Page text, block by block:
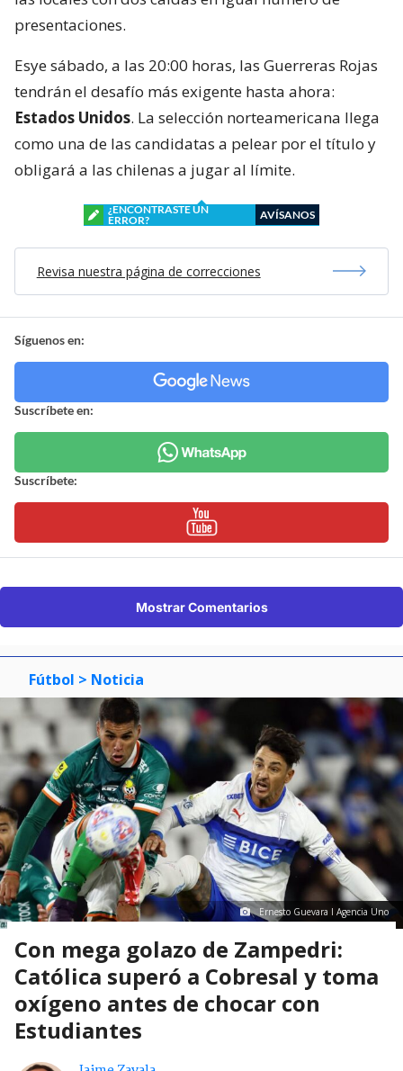
presentaciones.
Esye sábado, a las 20:00 horas, las Guerreras Rojas
tendrán el desafío más exigente hasta ahora:
Estados Unidos. La selección norteamericana llega
como una de las candidatas a pelear por el título y
obligará a las chilenas a jugar al límite.
¿ENCONTRASTE UN
ERROR?
AVÍSANOS
Revisa nuestra página de correcciones
Síguenos en:
Suscríbete en:
Suscríbete:
Mostrar Comentarios
Fútbol > Noticia
Ernesto Guevara I Agencia Uno
Con mega golazo de Zampedri:
Católica superó a Cobresal y toma
oxígeno antes de chocar con
Estudiantes